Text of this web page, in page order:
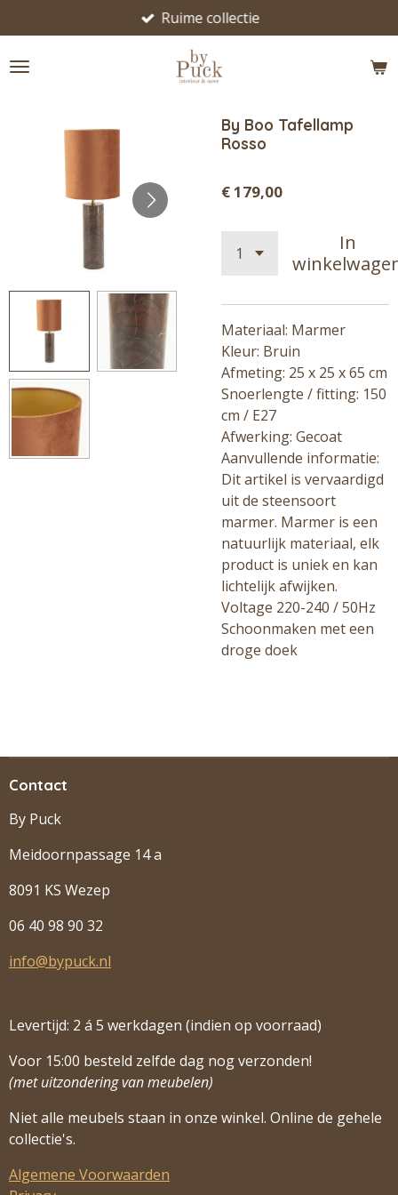
direct
naar
Ruime collectie
By Boo Tafellamp
Rosso
€ 179,00
In
Materiaal: Marmer
Kleur: Bruin
Afmeting: 25 x 25 x 65 cm
Snoerlengte / fitting: 150
cm / E27
Afwerking: Gecoat
Aanvullende informatie:
Dit artikel is vervaardigd
uit de steensoort
marmer. Marmer is een
natuurlijk materiaal, elk
product is uniek en kan
lichtelijk afwijken.
Voltage 220-240 / 50Hz
Schoonmaken met een
droge doek
Contact
By Puck
Meidoornpassage 14 a
8091 KS Wezep
06 40 98 90 32
info@bypuck.nl
Levertijd: 2 á 5 werkdagen (indien op voorraad)
Voor 15:00 besteld zelfde dag nog verzonden!
(met uitzondering van meubelen)
Niet alle meubels staan in onze winkel. Online de gehele
collectie's.
Algemene Voorwaarden